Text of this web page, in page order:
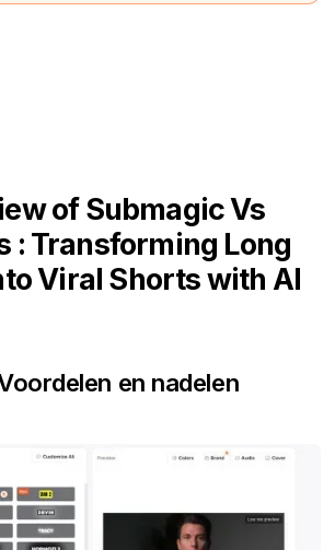
of Submagic Vs
: Transforming Long
Viral Shorts with AI
en nadelen